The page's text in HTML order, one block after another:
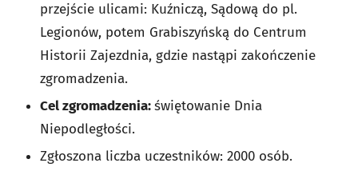
przejście ulicami: Kuźniczą, Sądową do pl.
Legionów, potem Grabiszyńską do Centrum
Historii Zajezdnia, gdzie nastąpi zakończenie
zgromadzenia.
Cel zgromadzenia:świętowanie Dnia
Niepodległości.
Zgłoszona liczba uczestników: 2000 osób.